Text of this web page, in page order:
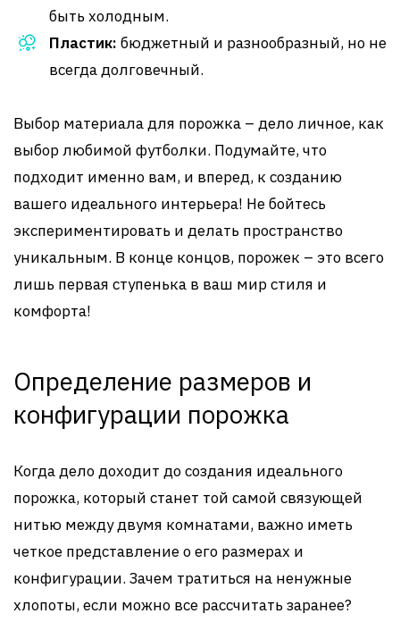
быть холодным.
Пластик: бюджетный и разнообразный, но не
всегда долговечный.
Выбор материала для порожка – дело личное, как
выбор любимой футболки. Подумайте, что
подходит именно вам, и вперед, к созданию
вашего идеального интерьера! Не бойтесь
экспериментировать и делать пространство
уникальным. В конце концов, порожек – это всего
лишь первая ступенька в ваш мир стиля и
комфорта!
Определение размеров и
конфигурации порожка
Когда дело доходит до создания идеального
порожка, который станет той самой связующей
нитью между двумя комнатами, важно иметь
четкое представление о его размерах и
конфигурации. Зачем тратиться на ненужные
хлопоты, если можно все рассчитать заранее?